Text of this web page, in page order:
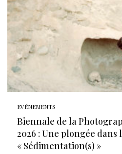
EVÉNEMENTS
Biennale de la
2026 : Une plongée dans
« Sédimentation(s) »